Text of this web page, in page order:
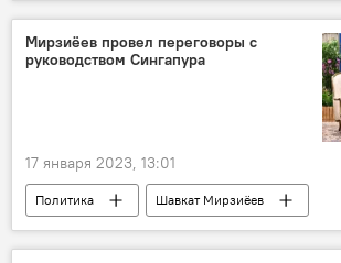
Мирзиёев провел переговоры с
руководством Сингапура
17 января 2023, 13:01
Политика
Шавкат Мирзиёев
Сингапур
визит